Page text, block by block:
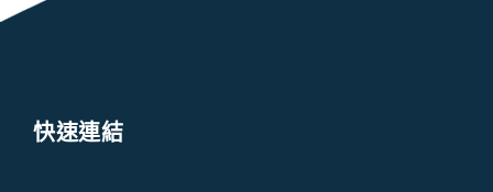
快速連結